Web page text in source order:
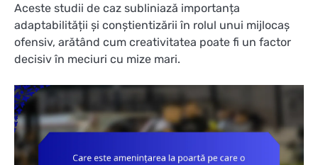
Aceste studii de caz subliniază importanța
adaptabilității și conștientizării în rolul unui mijlocaș
ofensiv, arătând cum creativitatea poate fi un factor
decisiv în meciuri cu mize mari.